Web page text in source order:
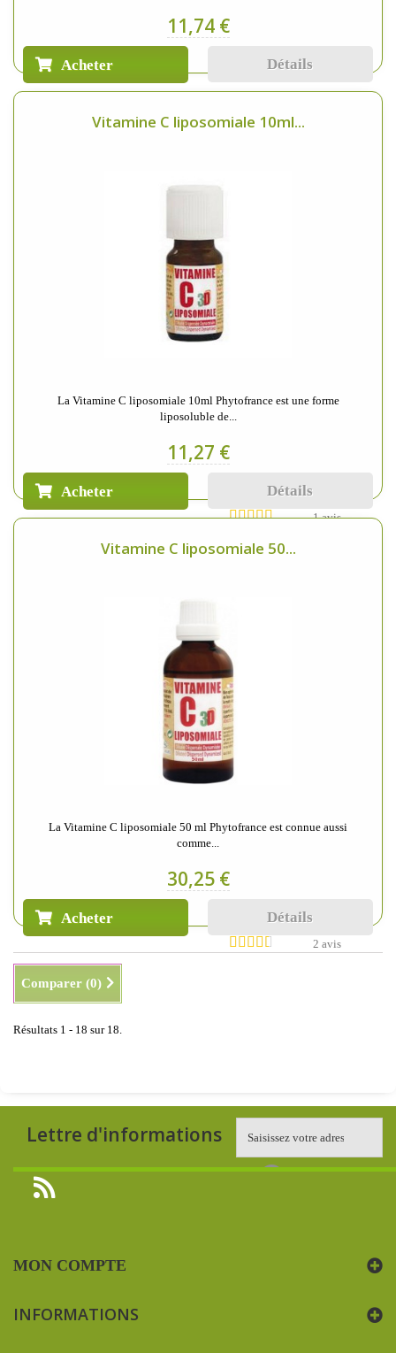
11,74 €
Acheter Détails
Vitamine C liposomiale 10ml...
La Vitamine C liposomiale 10ml Phytofrance est une forme
liposoluble de...
11,27 €
Acheter Détails
1 avis
Vitamine C liposomiale 50...
La Vitamine C liposomiale 50 ml Phytofrance est connue aussi
comme...
30,25 €
Acheter Détails
2 avis
Comparer (0)
Résultats 1 - 18 sur 18.
Lettre d'informations
MON COMPTE
INFORMATIONS